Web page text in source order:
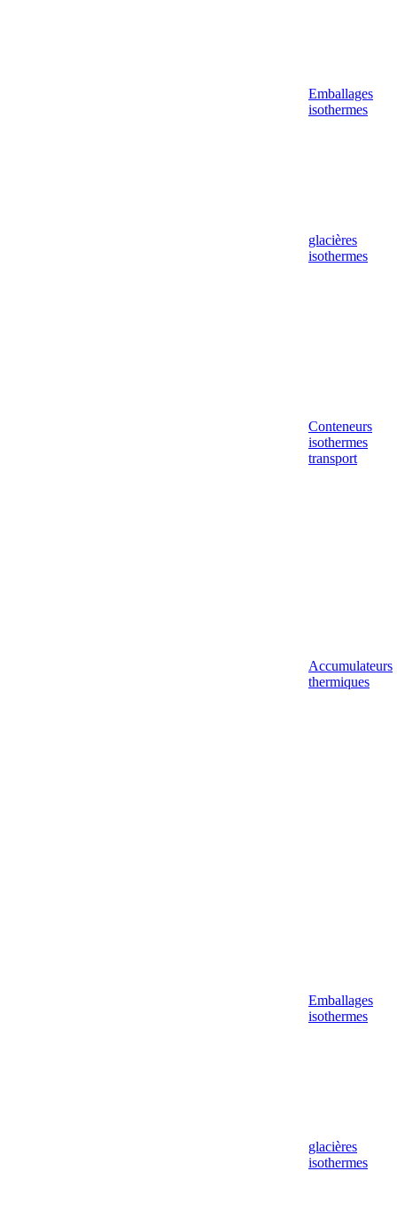
Emballages
isothermes
glacières
isothermes
Conteneurs
isothermes
transport
Accumulateurs
thermiques
Emballages
isothermes
glacières
isothermes